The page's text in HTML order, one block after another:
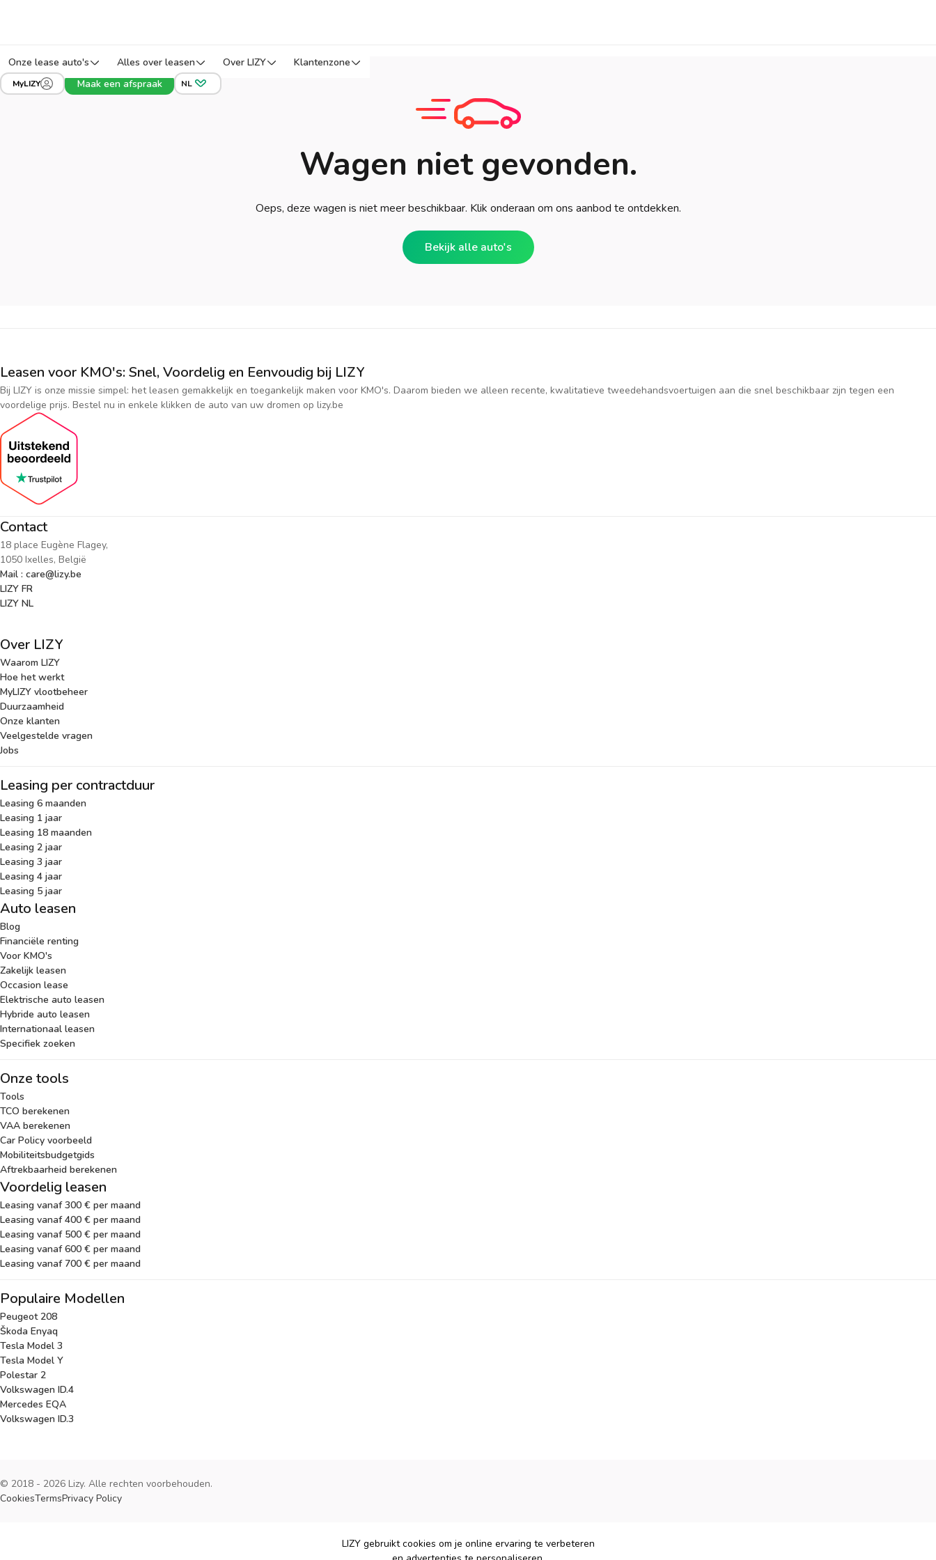
Onze lease auto's Alles over leasen Over LIZY Klantenzone
MyLIZY Maak een afspraak NL
Wagen niet gevonden.
Oeps, deze wagen is niet meer beschikbaar. Klik onderaan om ons aanbod te ontdekken.
Bekijk alle auto's
Leasen voor KMO's: Snel, Voordelig en Eenvoudig bij LIZY
Bij LIZY is onze missie simpel: het leasen gemakkelijk en toegankelijk maken voor KMO's. Daarom bieden we alleen recente, kwalitatieve tweedehandsvoertuigen aan die snel beschikbaar zijn tegen een
voordelige prijs. Bestel nu in enkele klikken de auto van uw dromen op lizy.be
Contact
18 place Eugène Flagey,
1050 Ixelles, België
Mail : care@lizy.be
LIZY FR
LIZY NL
Over LIZY
Waarom LIZY
Hoe het werkt
MyLIZY vlootbeheer
Duurzaamheid
Onze klanten
Veelgestelde vragen
Jobs
Leasing per contractduur
Leasing 6 maanden
Leasing 1 jaar
Leasing 18 maanden
Leasing 2 jaar
Leasing 3 jaar
Leasing 4 jaar
Leasing 5 jaar
Auto leasen
Blog
Financiële renting
Voor KMO's
Zakelijk leasen
Occasion lease
Elektrische auto leasen
Hybride auto leasen
Internationaal leasen
Specifiek zoeken
Onze tools
Tools
TCO berekenen
VAA berekenen
Car Policy voorbeeld
Mobiliteitsbudgetgids
Aftrekbaarheid berekenen
Voordelig leasen
Leasing vanaf 300 € per maand
Leasing vanaf 400 € per maand
Leasing vanaf 500 € per maand
Leasing vanaf 600 € per maand
Leasing vanaf 700 € per maand
Populaire Modellen
Peugeot 208
Škoda Enyaq
Tesla Model 3
Tesla Model Y
Polestar 2
Volkswagen ID.4
Mercedes EQA
Volkswagen ID.3
© 2018 - 2026 Lizy. Alle rechten voorbehouden.
CookiesTermsPrivacy Policy
LIZY gebruikt cookies om je online ervaring te verbeteren